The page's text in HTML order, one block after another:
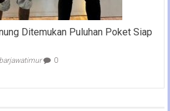
Ditemukan Puluhan Poket Siap
0